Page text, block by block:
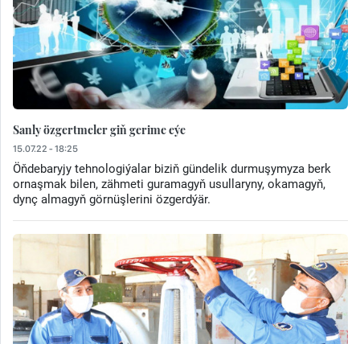
Sanly özgertmeler giň gerime eýe
15.07.22 - 18:25
Öňdebaryjy tehnologiýalar biziň gündelik durmuşymyza berk
ornaşmak bilen, zähmeti guramagyň usullaryny, okamagyň,
dynç almagyň görnüşlerini özgerdýär.